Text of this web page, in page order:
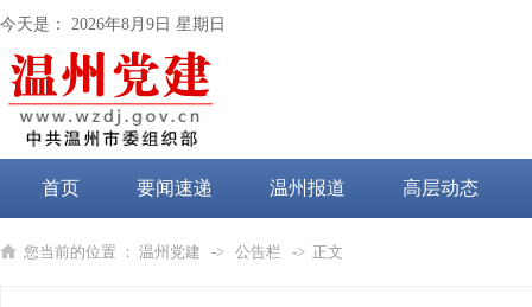
今天是： 2026年8月9日 星期日
首页 要闻速递 温州报道 高层动态
党纪学习教育
您当前的位置 ： 温州党建 -> 公告栏 -> 正文